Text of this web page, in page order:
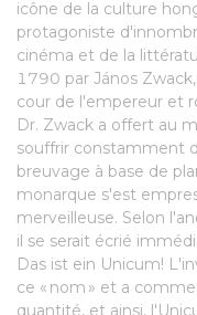
icône de la culture
protagoniste
cinéma et de la
1790 par János
cour de l'empereur et
Dr. Zwack a offert au
souffrir constamment
breuvage à base de
monarque s'est
merveilleuse. Selon
il se serait écrié
Das ist ein Unicum!
ce « nom » et a
quantité, et ainsi,